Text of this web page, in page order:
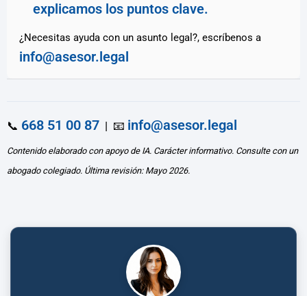
explicamos los puntos clave.
¿Necesitas ayuda con un asunto legal?, escríbenos a
info@asesor.legal
📞 668 51 00 87 | 📧 info@asesor.legal
Contenido elaborado con apoyo de IA. Carácter informativo. Consulte con un
abogado colegiado. Última revisión: Mayo 2026.